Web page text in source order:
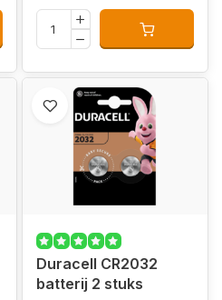
Duracell CR2032
batterij 2 stuks